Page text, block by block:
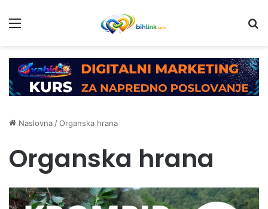
Menu
Naslovna/Organska hrana
Organska hrana